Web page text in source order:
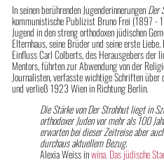
In seinen berührenden JugenderinnerungenDer
kommunistische Publizist Bruno Frei (1897 -
Jugend in den streng orthodoxen jüdischen
Elternhaus, seine Brüder und seine erste
Einfluss Carl Colberts, des Herausgebers der
Mentors, führten zur Abwendung von der
Journalisten, verfasste wichtige Schriften
und verließ 1923 Wien in Richtung Berlin.
Die Stärke von Der Strohhut liegt in
orthodoxer Juden vor mehr als 100
erwarten bei dieser Zeitreise aber
durchaus aktuellem Bezug.
Alexia Weiss inwina. Das jüdische